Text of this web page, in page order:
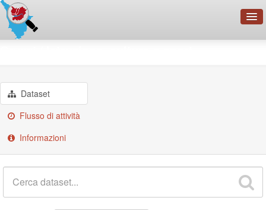
Dataset
Flusso di attività
Informazioni